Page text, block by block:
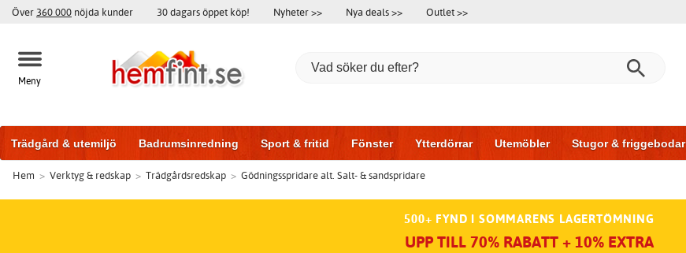
Över 360 000 nöjda kunder 30 dagars öppet köp! Nyheter >> Nya deals >> Outlet >>
Meny
Trädgård & utemiljö Badrumsinredning Sport & fritid Fönster Ytterdörrar Utemöbler Stugor & friggebodar
Badrumsmöbler Träningsutrustning Garageportar Bil & garage Hus & bygg
Hem > Verktyg & redskap > Trädgårdsredskap > Gödningsspridare alt. Salt- & sandspridare
500+ FYND I SOMMARENS LAGERTÖMNING
UPP TILL 70% RABATT + 10% EXTRA